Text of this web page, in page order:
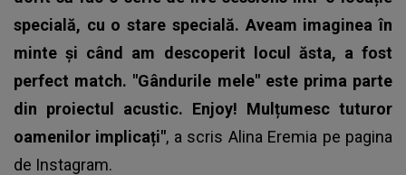
specială, cu o stare specială. Aveam imaginea în
minte și când am descoperit locul ăsta, a fost
perfect match. "Gândurile mele" este prima parte
din proiectul acustic. Enjoy! Mulțumesc tuturor
oamenilor implicați", a scris Alina Eremia pe pagina
de Instagram.